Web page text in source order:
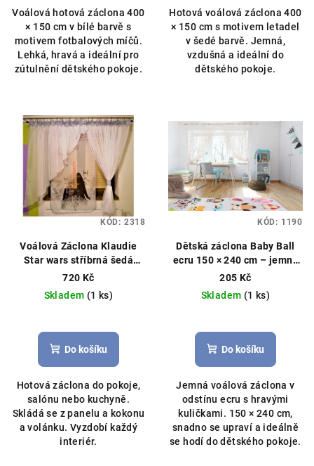
Voálová hotová záclona 400
× 150 cm v bílé barvě s
motivem fotbalových míčů.
Lehká, hravá a ideální pro
zútulnění dětského pokoje.
Hotová voálová záclona 400
× 150 cm s motivem letadel
v šedé barvě. Jemná,
vzdušná a ideální do
dětského pokoje.
Voálová Záclona Klaudie
Star wars stříbrná šedá
400x145cm
720 Kč
Skladem (1 ks)
Do košíku
Hotová záclona do pokoje,
salónu nebo kuchyně.
Skládá se z panelu a kokonu
a volánku. Vyzdobí každý
interiér.
KÓD: 2318
Dětská záclona Baby Ball
ecru 150 × 240 cm – jemný
dotek útulnosti
záclona, kuličky
205 Kč
Skladem (1 ks)
Do košíku
Jemná voálová záclona v
odstínu ecru s hravými
kuličkami. 150 × 240 cm,
snadno se upraví a ideálně
se hodí do dětského pokoje.
KÓD: 1190